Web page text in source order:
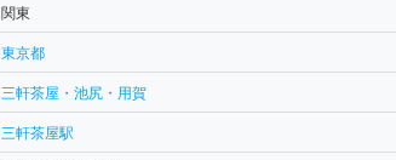
関東
東京都
三軒茶屋・池尻・用賀
三軒茶屋駅